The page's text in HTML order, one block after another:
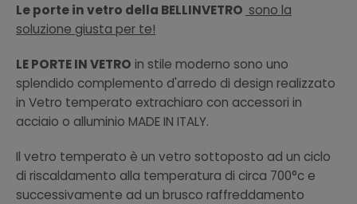
Le porte in vetro della BELLINVETRO sono la
soluzione giusta per te!
LE PORTE IN VETRO in stile moderno sono uno
splendido complemento d'arredo di design realizzato
in Vetro temperato extrachiaro con accessori in
acciaio o alluminio MADE IN ITALY.
Il vetro temperato è un vetro sottoposto ad un ciclo
di riscaldamento alla temperatura di circa 700°c e
successivamente ad un brusco raffreddamento